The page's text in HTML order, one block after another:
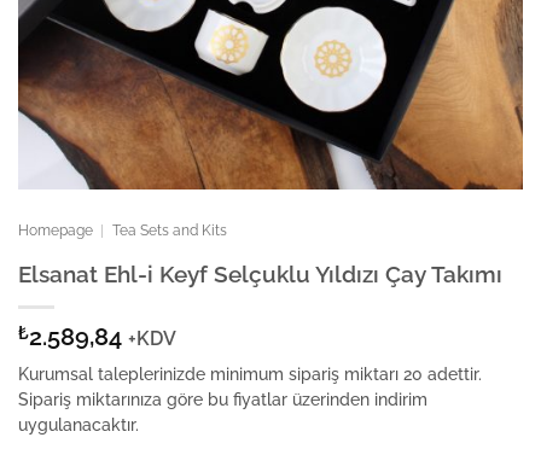
Homepage Tea Sets and Kits
Elsanat Ehl-i Keyf Selçuklu Yıldızı Çay Takımı
₺2.589,84 +KDV
Kurumsal taleplerinizde minimum sipariş miktarı 20 adettir.
Sipariş miktarınıza göre bu fiyatlar üzerinden indirim
uygulanacaktır.